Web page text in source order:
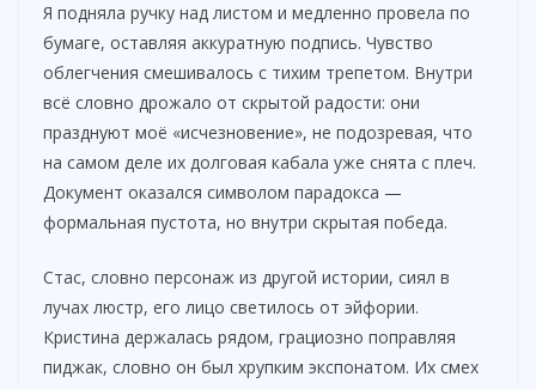
Я подняла ручку над листом и медленно провела по
бумаге, оставляя аккуратную подпись. Чувство
облегчения смешивалось с тихим трепетом. Внутри
всё словно дрожало от скрытой радости: они
празднуют моё «исчезновение», не подозревая, что
на самом деле их долговая кабала уже снята с плеч.
Документ оказался символом парадокса —
формальная пустота, но внутри скрытая победа.
Стас, словно персонаж из другой истории, сиял в
лучах люстр, его лицо светилось от эйфории.
Кристина держалась рядом, грациозно поправляя
пиджак, словно он был хрупким экспонатом. Их смех